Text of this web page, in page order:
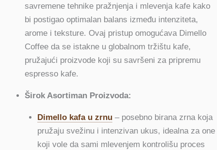
savremene tehnike pražnjenja i mlevenja kafe kako
bi postigao optimalan balans između intenziteta,
arome i teksture. Ovaj pristup omogućava Dimello
Coffee da se istakne u globalnom tržištu kafe,
pružajući proizvode koji su savršeni za pripremu
espresso kafe.
Širok Asortiman Proizvoda:
Dimello kafa u zrnu– posebno birana zrna koja
pružaju svežinu i intenzivan ukus, idealna za one
koji vole da sami mlevenjem kontrolišu proces